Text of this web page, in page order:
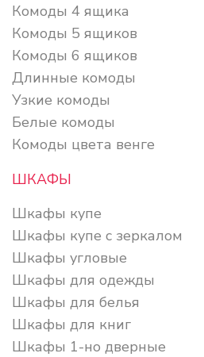
Комоды 4 ящика
Комоды 5 ящиков
Комоды 6 ящиков
Длинные комоды
Узкие комоды
Белые комоды
Комоды цвета венге
ШКАФЫ
Шкафы купе
Шкафы купе с зеркалом
Шкафы угловые
Шкафы для одежды
Шкафы для белья
Шкафы для книг
Шкафы 1-но дверные